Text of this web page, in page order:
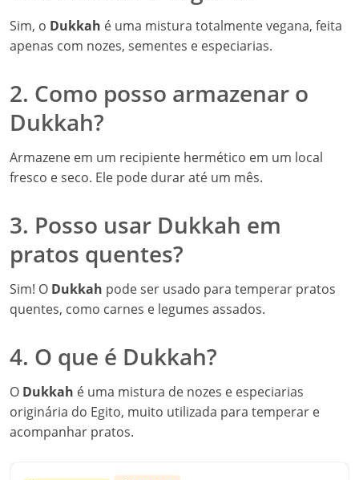
Sim, o Dukkah é uma mistura totalmente vegana, feita
apenas com nozes, sementes e especiarias.
2. Como posso armazenar o
Dukkah?
Armazene em um recipiente hermético em um local
fresco e seco. Ele pode durar até um mês.
3. Posso usar Dukkah em
pratos quentes?
Sim! O Dukkah pode ser usado para temperar pratos
quentes, como carnes e legumes assados.
4. O que é Dukkah?
O Dukkah é uma mistura de nozes e especiarias
originária do Egito, muito utilizada para temperar e
acompanhar pratos.